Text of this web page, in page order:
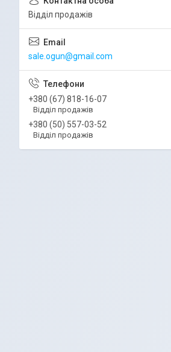
Відділ продажів
sale.ogun@gmail.com
+380 (67) 818-16-07
Відділ продажів
+380 (50) 557-03-52
Відділ продажів